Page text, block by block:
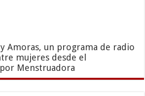
Amoras, un programa de radio
mujeres desde el
Menstruadora